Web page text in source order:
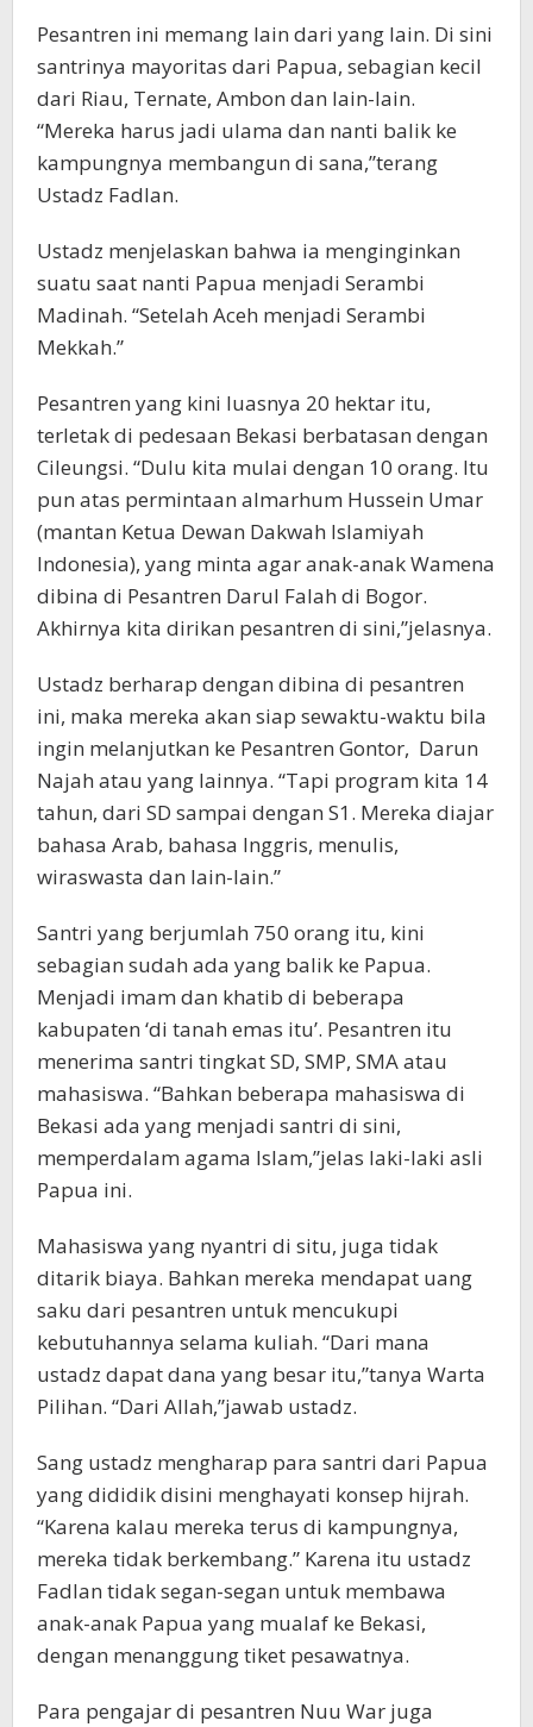
Pesantren ini memang lain dari yang lain. Di sini
santrinya mayoritas dari Papua, sebagian kecil
dari Riau, Ternate, Ambon dan lain-lain.
“Mereka harus jadi ulama dan nanti balik ke
kampungnya membangun di sana,”terang
Ustadz Fadlan.
Ustadz menjelaskan bahwa ia menginginkan
suatu saat nanti Papua menjadi Serambi
Madinah. “Setelah Aceh menjadi Serambi
Mekkah.”
Pesantren yang kini luasnya 20 hektar itu,
terletak di pedesaan Bekasi berbatasan dengan
Cileungsi. “Dulu kita mulai dengan 10 orang. Itu
pun atas permintaan almarhum Hussein Umar
(mantan Ketua Dewan Dakwah Islamiyah
Indonesia), yang minta agar anak-anak Wamena
dibina di Pesantren Darul Falah di Bogor.
Akhirnya kita dirikan pesantren di sini,”jelasnya.
Ustadz berharap dengan dibina di pesantren
ini, maka mereka akan siap sewaktu-waktu bila
ingin melanjutkan ke Pesantren Gontor, Darun
Najah atau yang lainnya. “Tapi program kita 14
tahun, dari SD sampai dengan S1. Mereka diajar
bahasa Arab, bahasa Inggris, menulis,
wiraswasta dan lain-lain.”
Santri yang berjumlah 750 orang itu, kini
sebagian sudah ada yang balik ke Papua.
Menjadi imam dan khatib di beberapa
kabupaten ‘di tanah emas itu’. Pesantren itu
menerima santri tingkat SD, SMP, SMA atau
mahasiswa. “Bahkan beberapa mahasiswa di
Bekasi ada yang menjadi santri di sini,
memperdalam agama Islam,”jelas laki-laki asli
Papua ini.
Mahasiswa yang nyantri di situ, juga tidak
ditarik biaya. Bahkan mereka mendapat uang
saku dari pesantren untuk mencukupi
kebutuhannya selama kuliah. “Dari mana
ustadz dapat dana yang besar itu,”tanya Warta
Pilihan. “Dari Allah,”jawab ustadz.
Sang ustadz mengharap para santri dari Papua
yang dididik disini menghayati konsep hijrah.
“Karena kalau mereka terus di kampungnya,
mereka tidak berkembang.” Karena itu ustadz
Fadlan tidak segan-segan untuk membawa
anak-anak Papua yang mualaf ke Bekasi,
dengan menanggung tiket pesawatnya.
Para pengajar di pesantren Nuu War juga